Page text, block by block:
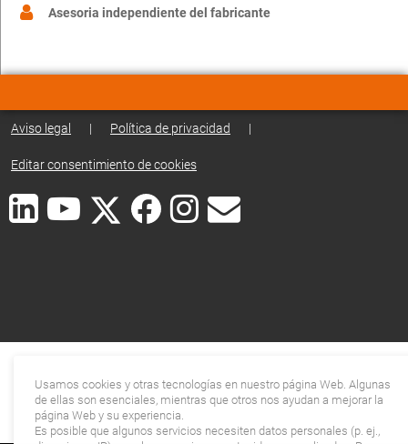
Asesoria independiente del fabricante
Aviso legal | Política de privacidad |
Editar consentimiento de cookies
Usamos cookies y otras tecnologías en nuestro página Web. Algunas
de ellas son esenciales, mientras que otros nos ayudan a mejorar la
página Web y su experiencia.
Es posible que algunos servicios necesiten datos personales (p. ej.,